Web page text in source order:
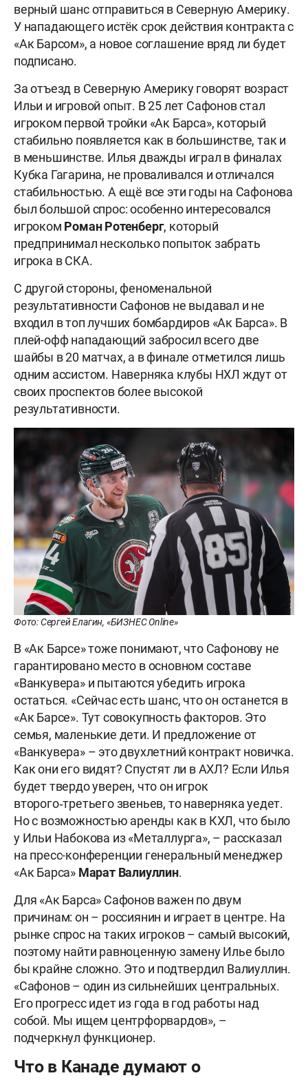
верный шанс отправиться в Северную Америку.
У нападающего истёк срок действия контракта с
«Ак Барсом», а новое соглашение вряд ли будет
подписано.
За отъезд в Северную Америку говорят возраст
Ильи и игровой опыт. В 25 лет Сафонов стал
игроком первой тройки «Ак Барса», который
стабильно появляется как в большинстве, так и
в меньшинстве. Илья дважды играл в финалах
Кубка Гагарина, не проваливался и отличался
стабильностью. А ещё все эти годы на Сафонова
был большой спрос: особенно интересовался
игроком Роман Ротенберг, который
предпринимал несколько попыток забрать
игрока в СКА.
С другой стороны, феноменальной
результативности Сафонов не выдавал и не
входил в топ лучших бомбардиров «Ак Барса». В
плей-офф нападающий забросил всего две
шайбы в 20 матчах, а в финале отметился лишь
одним ассистом. Наверняка клубы НХЛ ждут от
своих проспектов более высокой
результативности.
Фото: Сергей Елагин, «БИЗНЕС Online»
В «Ак Барсе» тоже понимают, что Сафонову не
гарантировано место в основном составе
«Ванкувера» и пытаются убедить игрока
остаться. «Сейчас есть шанс, что он останется в
«Ак Барсе». Тут совокупность факторов. Это
семья, маленькие дети. И предложение от
«Ванкувера» – это двухлетний контракт новичка.
Как они его видят? Спустят ли в АХЛ? Если Илья
будет твердо уверен, что он игрок
второго‑третьего звеньев, то наверняка уедет.
Но с возможностью аренды как в КХЛ, что было
у Ильи Набокова из «Металлурга», – рассказал
на пресс-конференции генеральный менеджер
«Ак Барса» Марат Валиуллин.
Для «Ак Барса» Сафонов важен по двум
причинам: он – россиянин и играет в центре. На
рынке спрос на таких игроков – самый высокий,
поэтому найти равноценную замену Илье было
бы крайне сложно. Это и подтвердил Валиуллин.
«Сафонов – один из сильнейших центральных.
Его прогресс идет из года в год работы над
собой. Мы ищем центрфорвардов», –
подчеркнул функционер.
Что в Канаде думают о